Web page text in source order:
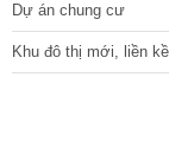
Dự án chung cư
Khu đô thị mới, liền